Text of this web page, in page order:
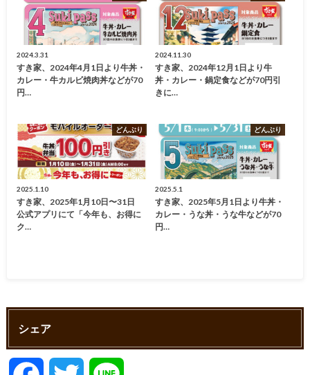
2024.3.31
すき家、2024年4月1日より牛丼・
カレー・牛カルビ焼肉丼などが70
円…
2024.11.30
すき家、2024年12月1日より牛
丼・カレー・鍋定食などが70円引
きに…
どんぶり
2025.1.10
すき家、2025年1月10日〜31日
公式アプリにて「今年も、お得に
ク…
どんぶり
2025.5.1
すき家、2025年5月1日より牛丼・
カレー・うな丼・うな牛などが70
円…
シェア